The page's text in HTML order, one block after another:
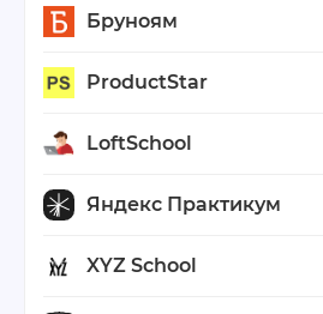
Бруноям
ProductStar
LoftSchool
Яндекс Практикум
XYZ School